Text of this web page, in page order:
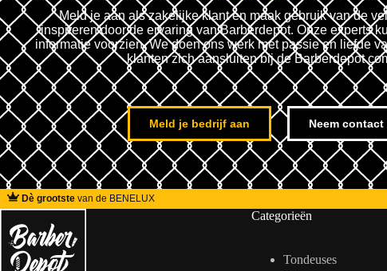
Meld je aan als zakelijke klant en maak gebruik van de
inspireren door de ervaring van Barberdepot. Onze experts
informatie voorzien. We doen ons werk met passie en liefde
klanten zich aansluiten bij de Barberdepot
Meld je bedrijf aan Neem contact
Dè grootste van de BENELUX
Categorieën
Tondeuses